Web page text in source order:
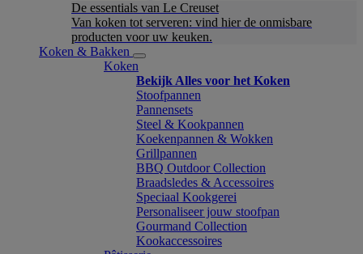
De essentials van Le Creuset
Van koken tot serveren: vind hier de onmisbare
producten voor uw keuken.
Koken & Bakken
Koken
Bekijk Alles voor het Koken
Stoofpannen
Pannensets
Steel & Kookpannen
Koekenpannen & Wokken
Grillpannen
BBQ Outdoor Collection
Braadsledes & Accessoires
Speciaal Kookgerei
Personaliseer jouw stoofpan
Gourmand Collection
Kookaccessoires